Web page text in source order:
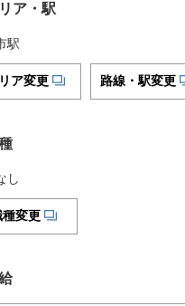
ア・駅
駅
ア変更 路線・駅変更
し
種変更